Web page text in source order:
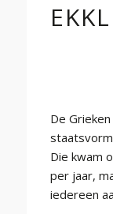
De
Die kwam
per jaar,
iedereen